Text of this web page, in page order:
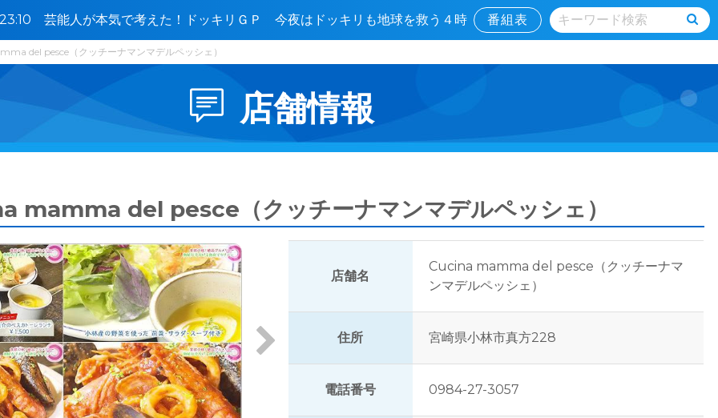
芸能人が本気で考えた！ドッキリＧＰ 今夜はドッキリも地球を救う４時
番組表
del pesce（クッチーナマンマデルペッシェ）
店舗情報
mamma del pesce（クッチーナマンマデルペッシェ）
店舗名
Cucina mamma del pesce（クッチーナマ
ンマデルペッシェ）
住所 宮崎県小林市真方228
電話番号 0984-27-3057